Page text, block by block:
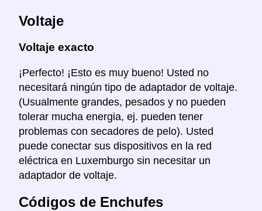
Voltaje
Voltaje exacto
¡Perfecto! ¡Esto es muy bueno! Usted no
necesitará ningún tipo de adaptador de voltaje.
(Usualmente grandes, pesados y no pueden
tolerar mucha energia, ej. pueden tener
problemas con secadores de pelo). Usted
puede conectar sus dispositivos en la red
eléctrica en Luxemburgo sin necesitar un
adaptador de voltaje.
Códigos de Enchufes